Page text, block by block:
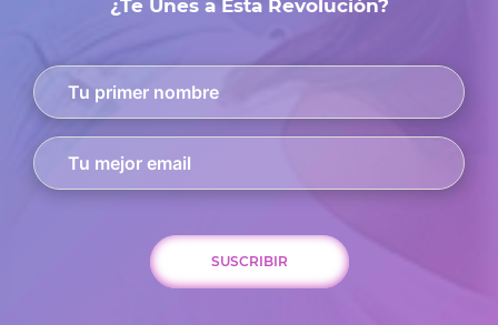
¿Te Unes a Esta Revolución?
SUSCRIBIR